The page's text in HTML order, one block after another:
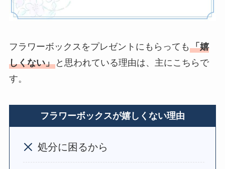
ドは？
ントは嬉しくない？
男女のブランドや名
クリームのプレゼン
トは嬉しくない？セ
フラワーボックスをプレゼントにもらっても 「嬉
しくない」と思われている理由は、主にこちらで
す。
フラワーボックスが嬉しくない理由
処分に困るから